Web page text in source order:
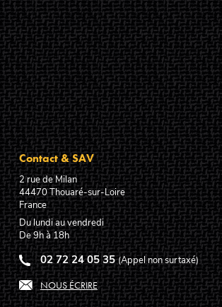
Contact & SAV
2 rue de Milan
44470Thouaré-sur-Loire
France
Du lundi au vendredi
De 9h à 18h
02 72 24 05 35 (Appel non surtaxé)
NOUS ÉCRIRE